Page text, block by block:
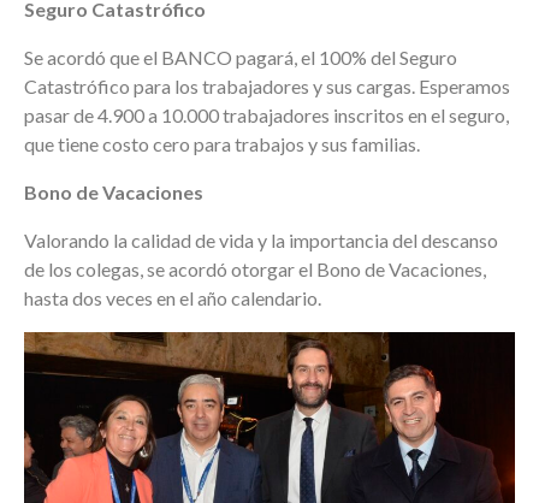
Seguro Catastrófico
Se acordó que el BANCO pagará, el 100% del Seguro
Catastrófico para los trabajadores y sus cargas. Esperamos
pasar de 4.900 a 10.000 trabajadores inscritos en el seguro,
que tiene costo cero para trabajos y sus familias.
Bono de Vacaciones
Valorando la calidad de vida y la importancia del descanso
de los colegas, se acordó otorgar el Bono de Vacaciones,
hasta dos veces en el año calendario.